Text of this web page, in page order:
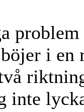
i
inte